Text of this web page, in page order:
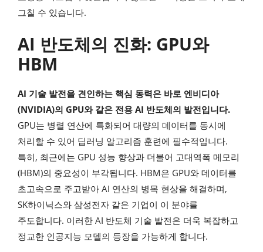
그칠 수 있습니다.
AI 반도체의 진화: GPU와
HBM
AI 기술 발전을 견인하는 핵심 동력은 바로 엔비디아
(NVIDIA)의 GPU와 같은 전용 AI 반도체의 발전입니다.
GPU는 병렬 연산에 특화되어 대량의 데이터를 동시에
처리할 수 있어 딥러닝 알고리즘 훈련에 필수적입니다.
특히, 최근에는 GPU 성능 향상과 더불어 고대역폭 메모리
(HBM)의 중요성이 부각됩니다. HBM은 GPU와 데이터를
초고속으로 주고받아 AI 연산의 병목 현상을 해결하며,
SK하이닉스와 삼성전자 같은 기업이 이 분야를
주도합니다. 이러한 AI 반도체 기술 발전은 더욱 복잡하고
정교한 인공지능 모델의 등장을 가능하게 합니다.